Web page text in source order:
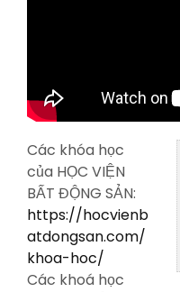
Các khóa học
của HỌC VIỆN
BẤT ĐỘNG SẢN:
https://hocvienb
atdongsan.com/
khoa-hoc/
Các khoá học